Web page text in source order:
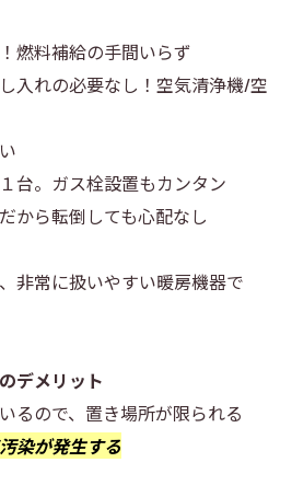
燃料補給の手間いらず
入れの必要なし！空気清浄機/空
台。ガス栓設置もカンタン
から転倒しても心配なし
非常に扱いやすい暖房機器で
デメリット
るので、置き場所が限られる
染が発生する